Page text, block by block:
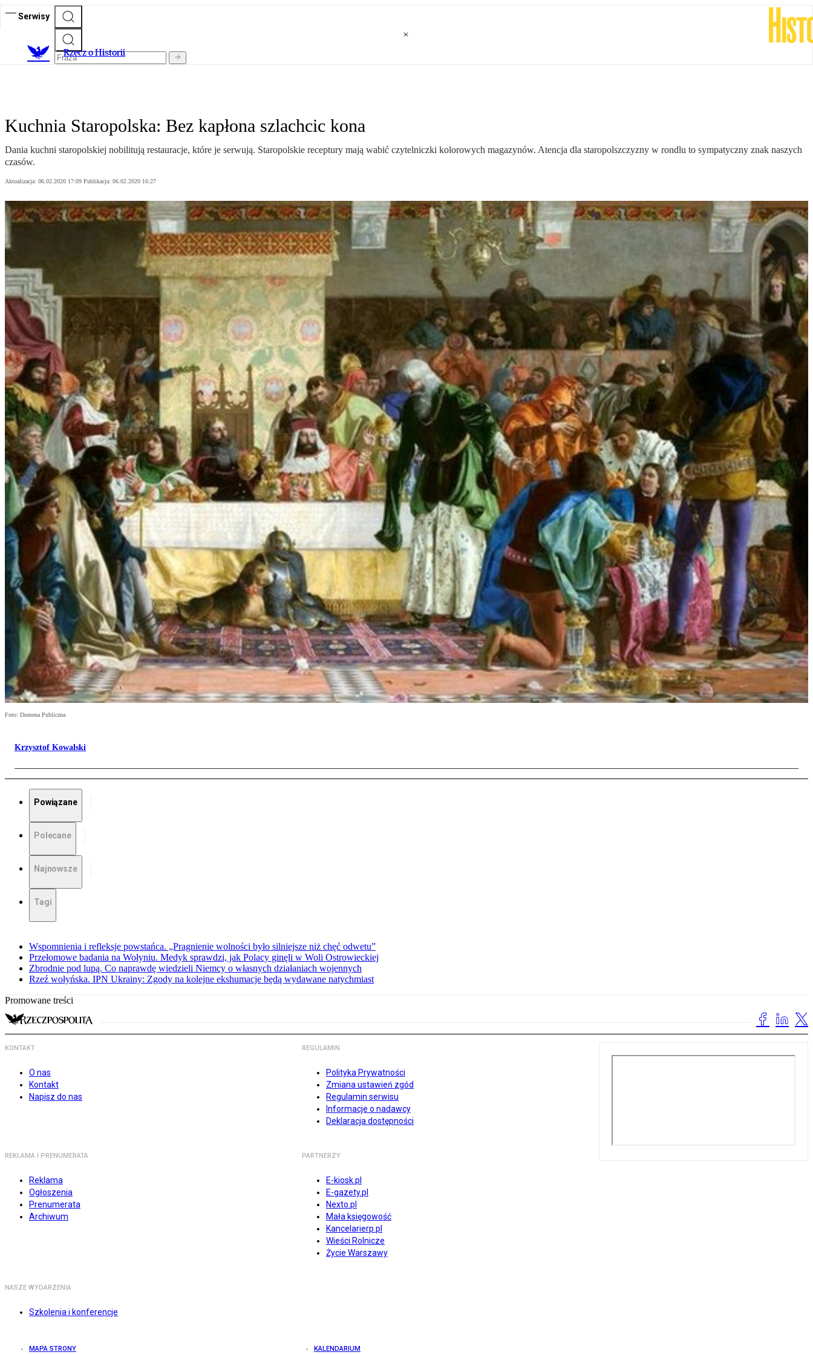
Serwisy
Rzecz o Historii
Kuchnia Staropolska: Bez kapłona szlachcic kona
Dania kuchni staropolskiej nobilitują restauracje, które je serwują. Staropolskie receptury mają wabić czytelniczki kolorowych magazynów. Atencja dla staropolszczyzny w rondlu to sympatyczny znak naszych
czasów.
Aktualizacja: 06.02.2020 17:09 Publikacja: 06.02.2020 16:27
Foto: Domena Publiczna
Krzysztof Kowalski
Powiązane
Polecane
Najnowsze
Tagi
Wspomnienia i refleksje powstańca. „Pragnienie wolności było silniejsze niż chęć odwetu”
Przełomowe badania na Wołyniu. Medyk sprawdzi, jak Polacy ginęli w Woli Ostrowieckiej
Zbrodnie pod lupą. Co naprawdę wiedzieli Niemcy o własnych działaniach wojennych
Rzeź wołyńska. IPN Ukrainy: Zgody na kolejne ekshumacje będą wydawane natychmiast
Promowane treści
KONTAKT
O nas
Kontakt
Napisz do nas
REGULAMIN
Polityka Prywatności
Zmiana ustawień zgód
Regulamin serwisu
Informacje o nadawcy
Deklaracja dostępności
REKLAMA I PRENUMERATA
Reklama
Ogłoszenia
Prenumerata
Archiwum
PARTNERZY
E-kiosk.pl
E-gazety.pl
Nexto.pl
Mała księgowość
Kancelarierp.pl
Wieści Rolnicze
Życie Warszawy
NASZE WYDARZENIA
Szkolenia i konferencje
MAPA STRONY KALENDARIUM